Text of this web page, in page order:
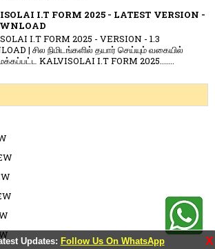
Updates: Follow Us On WhatsApp X
I.T FORM 2025 - LATEST VERSION -
I.T FORM 2025 - VERSION - 1.3
| சில நிமிடங்களில் தயார் செய்யும் வகையில்
KALVISOLAI I.T FORM 2025.......